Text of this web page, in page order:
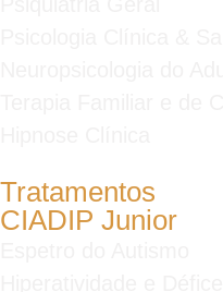
Tratamentos
CIADIP Junior